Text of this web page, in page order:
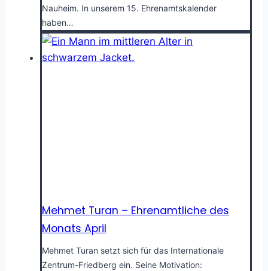
Nauheim. In unserem 15. Ehrenamtskalender
haben…
Mehmet Turan – Ehrenamtliche des
Monats April
Mehmet Turan setzt sich für das Internationale
Zentrum-Friedberg ein. Seine Motivation: